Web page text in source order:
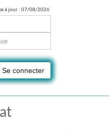
à jour : 07/08/2026
Se connecter